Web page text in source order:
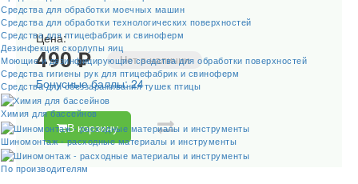
Средства для обработки моечных машин
Средства для обработки технологических поверхностей
Средства для птицефабрик и свиноферм
Дезинфекция скорлупы яиц
Моющие и дезинфицирующие средства для обработки поверхностей
Средства гигиены рук для птицефабрик и свиноферм
Средства для обеззараживания тушек птицы
Химия для бассейнов
Шиномонтаж - расходные материалы и инструменты
По производителям
Цена:
490 ₽ Нет в наличии
Бонусные баллы: 24
В корзину